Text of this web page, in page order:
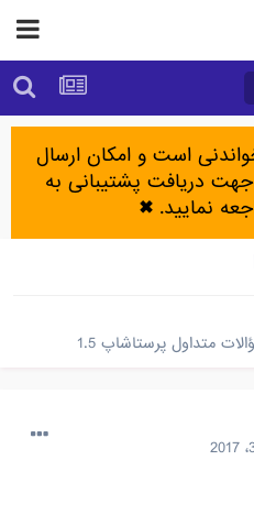
است و امکان ارسال
دریافت پشتیبانی به
نمایید. ✖
متداول پرستاشاپ 1.5